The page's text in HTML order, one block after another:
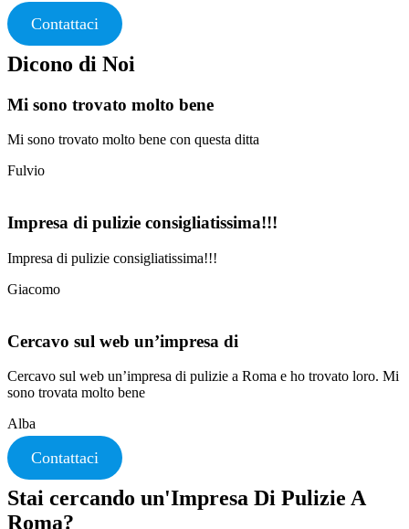
Contattaci
Dicono di Noi
Mi sono trovato molto bene
Mi sono trovato molto bene con questa ditta
Fulvio
Impresa di pulizie consigliatissima!!!
Impresa di pulizie consigliatissima!!!
Giacomo
Cercavo sul web un’impresa di
Cercavo sul web un’impresa di pulizie a Roma e ho trovato loro. Mi
sono trovata molto bene
Alba
Contattaci
Stai cercando un'Impresa Di Pulizie A
Roma?